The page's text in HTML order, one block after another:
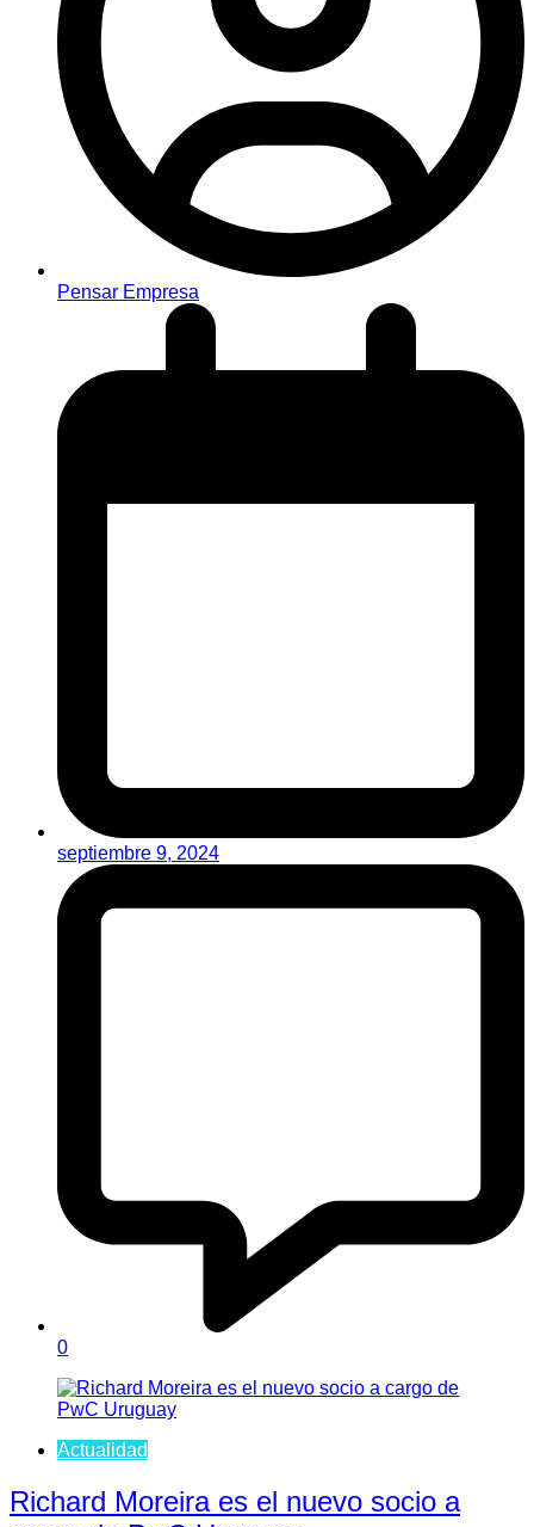
Pensar Empresa
septiembre 9, 2024
0
Actualidad
Richard Moreira es el nuevo socio a